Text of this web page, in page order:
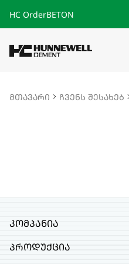
HC OrderBETON
მთავარი ჩვენს შესახებ
კომპანია
პროდუქცია